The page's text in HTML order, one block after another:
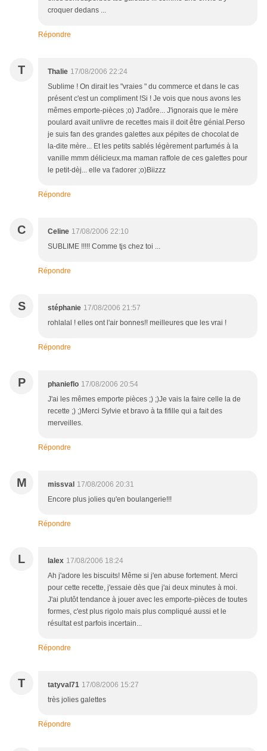
croquer dedans ...
Répondre
T Thalie 17/08/2006 22:24
Sublime ! On dirait les "vraies " du commerce et dans le cas
présent c'est un compliment !Si ! Je vois que nous avons les
mêmes emporte-pièces ;o) J'adôre... J'ignorais que le mère
poulard avait unlivre de recettes mais il doit être génial.Perso
je suis fan des grandes galettes aux pépites de chocolat de
la-dite mère... Et les petits sablés légèrement parfumés à la
vanille mmm délicieux.ma maman raffole de ces galettes pour
le petit-dèj... elle va t'adorer ;o)Biizzz
Répondre
C Celine 17/08/2006 22:10
SUBLIME !!!!! Comme tjs chez toi ...
Répondre
S stéphanie 17/08/2006 21:57
rohlalal ! elles ont l'air bonnes!! meilleures que les vrai !
Répondre
P phanieflo 17/08/2006 20:54
J'ai les mêmes emporte pièces ;) ;)Je vais la faire celle la de
recette ;) ;)Merci Sylvie et bravo à ta fifille qui a fait des
merveilles.
Répondre
M missval 17/08/2006 20:31
Encore plus jolies qu'en boulangerie!!!
Répondre
L lalex 17/08/2006 18:24
Ah j'adore les biscuits! Même si j'en abuse fortement. Merci
pour cette recette, j'essaie dès que j'ai deux minutes à moi.
J'ai plutôt tendance à jouer avec les emporte-pièces de toutes
formes, c'est plus rigolo mais plus compliqué aussi et le
résultat est parfois incertain...
Répondre
T tatyval71 17/08/2006 15:27
très jolies galettes
Répondre